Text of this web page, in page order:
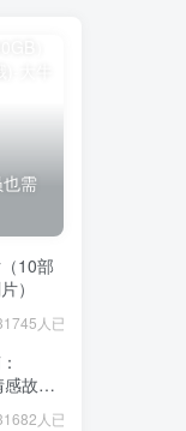
需
10部
）
1745人已阅读
故事
1682人已阅读